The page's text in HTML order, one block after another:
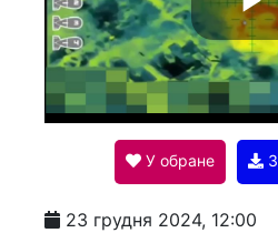
P
l
a
У обране
23 грудня 2024, 12:00